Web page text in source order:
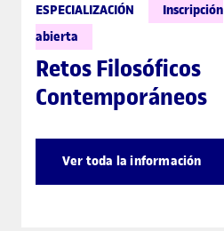
ESPECIALIZACIÓN
Inscripción
abierta
Retos Filosóficos
Contemporáneos
Ver toda la información